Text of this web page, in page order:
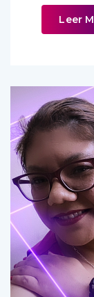
Leer